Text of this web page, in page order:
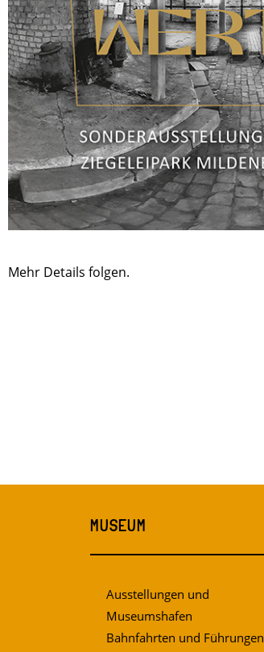
Mehr Details folgen.
MUSEUM
Ausstellungen und
Museumshafen
Bahnfahrten und Führungen